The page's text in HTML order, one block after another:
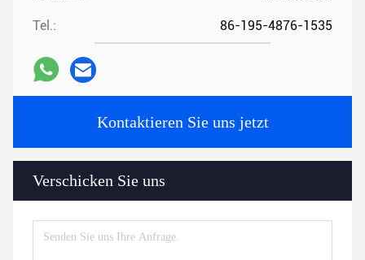
Tel.: 86-195-4876-1535
Kontaktieren Sie uns jetzt
Verschicken Sie uns